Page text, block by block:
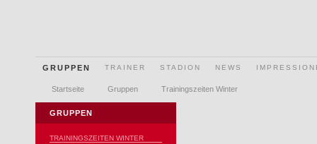
GRUPPEN TRAINER STADION NEWS
Startseite Gruppen Trainingszeiten Winter
GRUPPEN
TRAININGSZEITEN WINTER